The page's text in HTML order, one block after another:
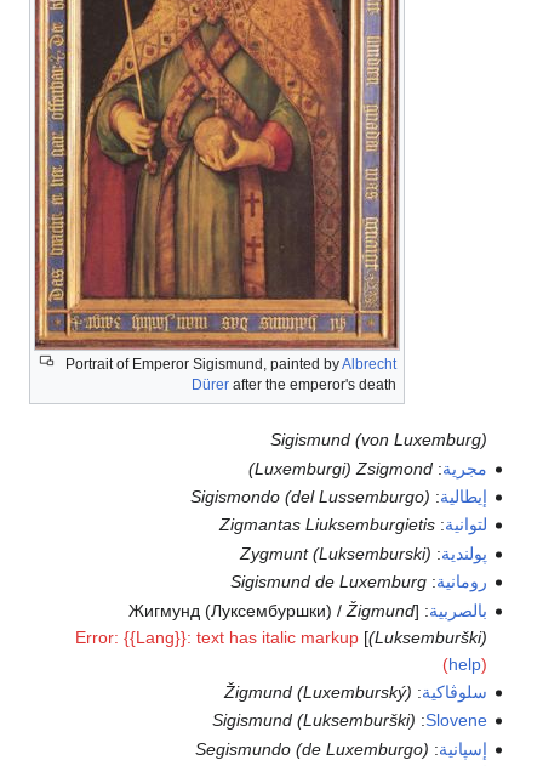
Portrait of Emperor Sigismund, painted byAlbrecht
Dürer after the emperor's death
Sigismund (von Luxemburg)
مجرية:
(Luxemburgi) Zsigmond
إيطالية:
Sigismondo (del Lussemburgo)
لتوانية:
Zigmantas Liuksemburgietis
پولندية:
Zygmunt (Luksemburski)
رومانية:
Sigismund de Luxemburg
بالصربية: [Жигмунд (Луксембуршки) /
Žigmund
(Luksemburški)
]
Error: {{Lang}}: text has italic markup
(help)
سلوڤاكية:
Žigmund (Luxemburský)
Slovene
:
Sigismund (Luksemburški)
إسپانية:
Segismundo (de Luxemburgo)